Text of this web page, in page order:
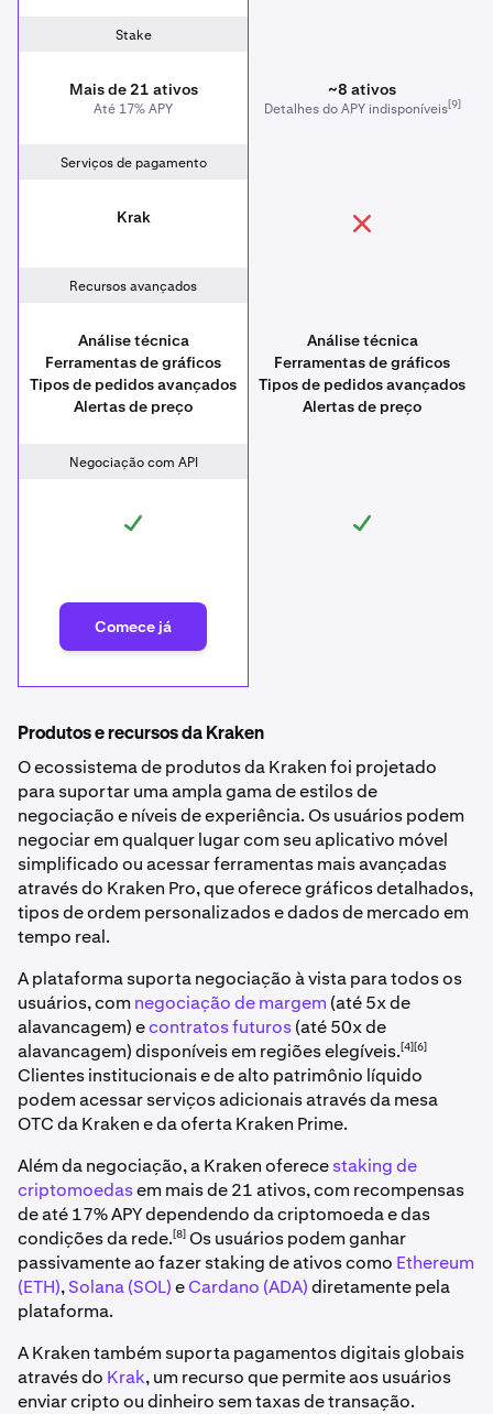
Stake
Mais de 21 ativos
Até 17% APY
~8 ativos
Detalhes do APY indisponíveis[9]
Serviços de pagamento
Krak
Recursos avançados
Análise técnica
Ferramentas de gráficos
Tipos de pedidos avançados
Alertas de preço
Análise técnica
Ferramentas de gráficos
Tipos de pedidos avançados
Alertas de preço
Negociação com API
Comece já
Produtos e recursos da Kraken
O ecossistema de produtos da Kraken foi projetado
para suportar uma ampla gama de estilos de
negociação e níveis de experiência. Os usuários podem
negociar em qualquer lugar com seu aplicativo móvel
simplificado ou acessar ferramentas mais avançadas
através do Kraken Pro, que oferece gráficos detalhados,
tipos de ordem personalizados e dados de mercado em
tempo real.
A plataforma suporta negociação à vista para todos os
usuários, com negociação de margem (até 5x de
alavancagem) econtratos futuros(até 50x de
alavancagem) disponíveis em regiões elegíveis.[4][6]
Clientes institucionais e de alto patrimônio líquido
podem acessar serviços adicionais através da mesa
OTC da Kraken e da oferta Kraken Prime.
Além da negociação, a Kraken oferecestaking de
criptomoedasem mais de 21 ativos, com recompensas
de até 17% APY dependendo da criptomoeda e das
condições da rede.[8] Os usuários podem ganhar
passivamente ao fazer staking de ativos como Ethereum
(ETH),Solana (SOL)eCardano (ADA)diretamente pela
plataforma.
A Kraken também suporta pagamentos digitais globais
através do Krak, um recurso que permite aos usuários
enviar cripto ou dinheiro sem taxas de transação.